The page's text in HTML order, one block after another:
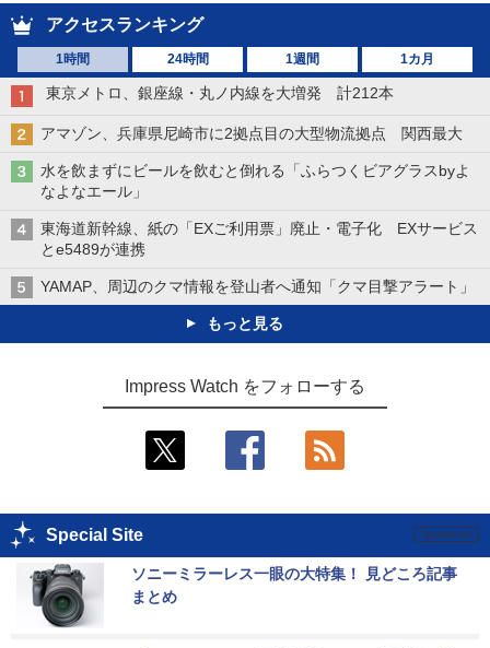
アクセスランキング
1時間 24時間 1週間 1カ月
東京メトロ、銀座線・丸ノ内線を大増発 計212本
アマゾン、兵庫県尼崎市に2拠点目の大型物流拠点 関西最大
水を飲まずにビールを飲むと倒れる「ふらつくビアグラスbyよ
なよなエール」
東海道新幹線、紙の「EXご利用票」廃止・電子化 EXサービス
とe5489が連携
YAMAP、周辺のクマ情報を登山者へ通知「クマ目撃アラート」
もっと見る
Impress Watch をフォローする
Special Site
ソニーミラーレス一眼の大特集！ 見どころ記事
まとめ